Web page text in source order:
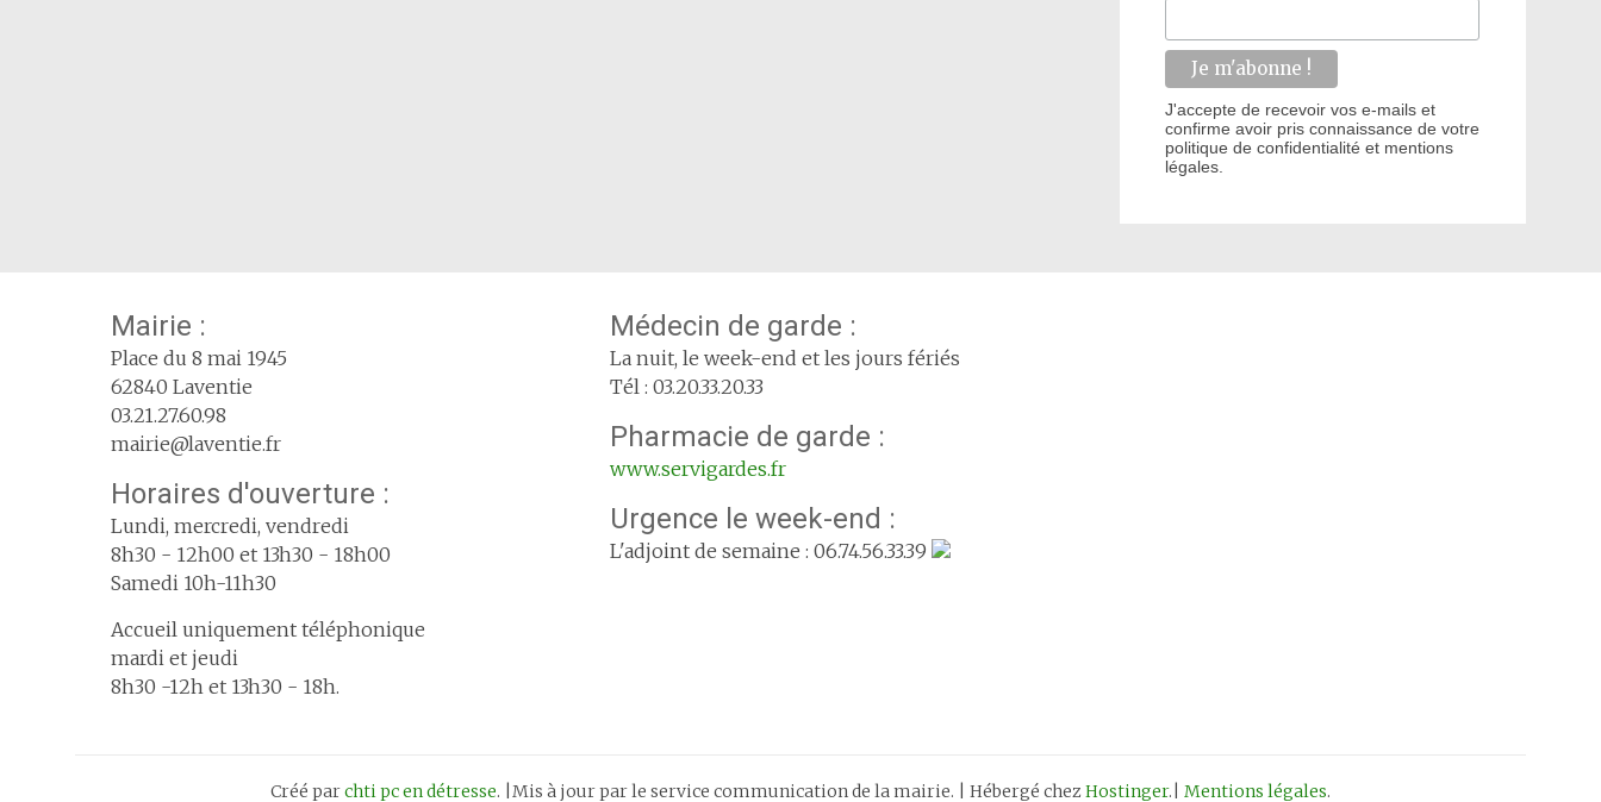
J'accepte de recevoir vos e-mails et
confirme avoir pris connaissance de votre
politique de confidentialité et mentions
légales.
Mairie :
Place du 8 mai 1945
62840 Laventie
03.21.27.60.98
mairie@laventie.fr
Horaires d'ouverture :
Lundi, mercredi, vendredi
8h30 - 12h00 et 13h30 - 18h00
Samedi 10h-11h30
Accueil uniquement téléphonique
mardi et jeudi
8h30 -12h et 13h30 - 18h.
Médecin de garde :
La nuit, le week-end et les jours fériés
Tél : 03.20.33.20.33
Pharmacie de garde :
www.servigardes.fr
Urgence le week-end :
L'adjoint de semaine : 06.74.56.33.39
Créé parchti pc en détresse. |Mis à jour par le service communication de la mairie. | Hébergé chez Hostinger.| Mentions légales.